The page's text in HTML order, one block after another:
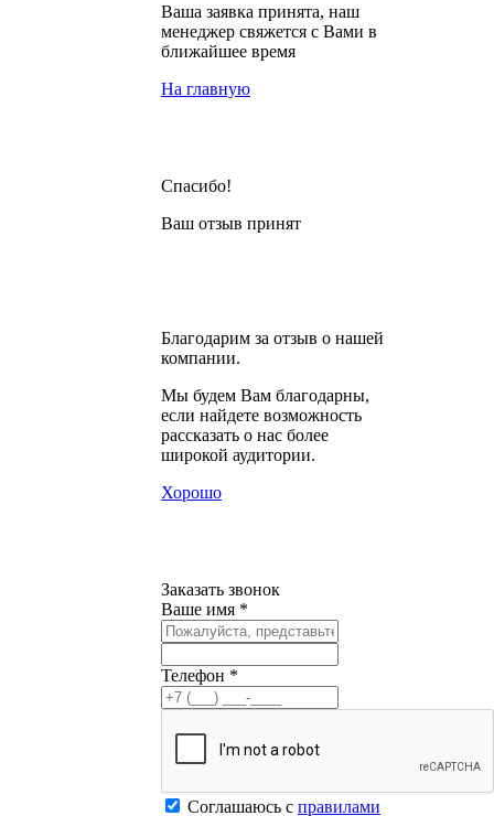
Ваша заявка принята, наш
менеджер свяжется с Вами в
ближайшее время
На главную
Спасибо!
Ваш отзыв принят
Благодарим за отзыв о нашей
компании.
Мы будем Вам благодарны,
если найдете возможность
рассказать о нас более
широкой аудитории.
Хорошо
Заказать звонок
Ваше имя *
Телефон *
Соглашаюсь с правилами